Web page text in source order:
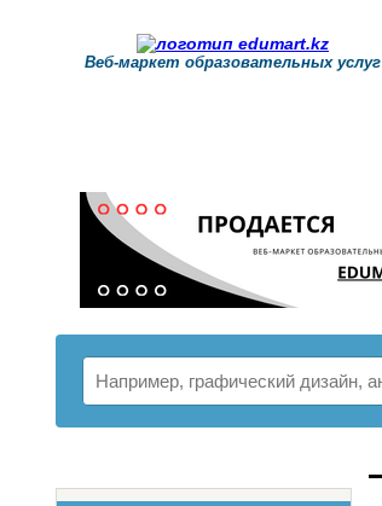
Веб-маркет образовательных услуг